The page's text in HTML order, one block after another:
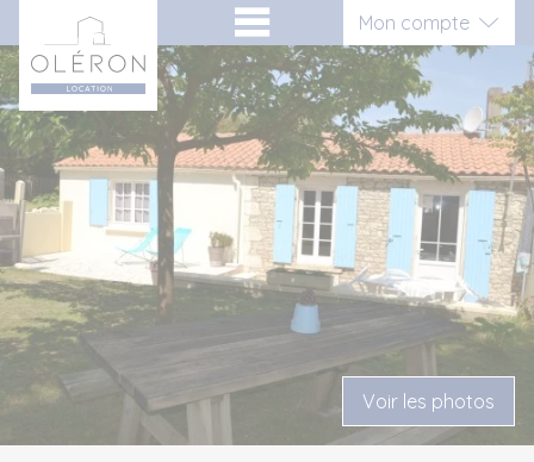
au
contenu
Mon compte
Connexion
Inscription vacancier
Inscription propriétaire
Voir les photos
Panneau de gestion des cookies